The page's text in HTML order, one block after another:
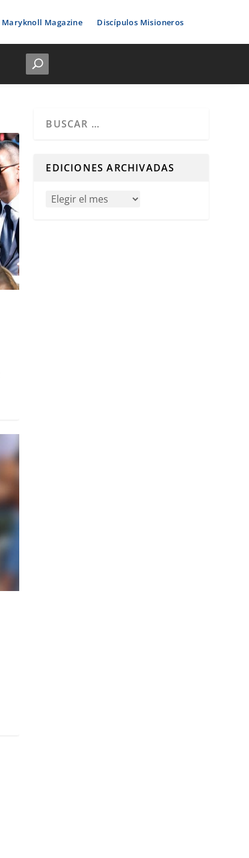
Maryknoll Magazine Discípulos Misioneros
EDICIONES ARCHIVADAS